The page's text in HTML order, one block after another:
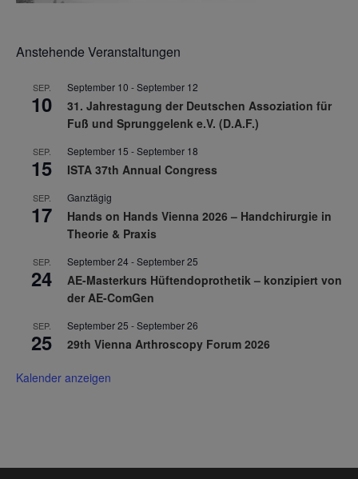
Anstehende Veranstaltungen
SEP.
10
September 10 -September 12
31. Jahrestagung der Deutschen Assoziation für
Fuß und Sprunggelenk e.V. (D.A.F.)
SEP.
15
September 15 -September 18
ISTA 37th Annual Congress
SEP.
17
Ganztägig
Hands on Hands Vienna 2026 – Handchirurgie in
Theorie & Praxis
SEP.
24
September 24-September 25
AE-Masterkurs Hüftendoprothetik – konzipiert von
der AE-ComGen
SEP.
25
September 25 -September 26
29th Vienna Arthroscopy Forum 2026
Kalender anzeigen